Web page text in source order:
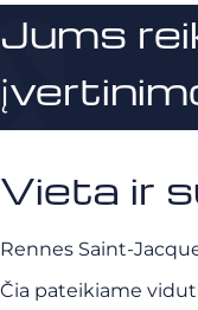
Jums
Vieta ir
Rennes Saint-
Čia pateikiame